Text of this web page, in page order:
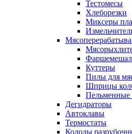
Тестомесы
Хлеборезки
Миксеры
Куттеры
Пилы для
Шприцы
Пельменные
Дегидраторы
Автоклавы
Термостаты
Колоды